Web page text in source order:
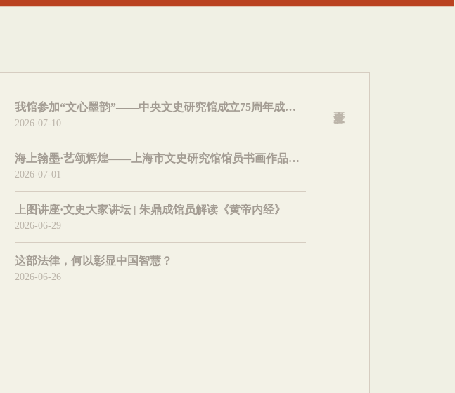
我馆参加“文心墨韵”——中央文史研究馆成立75周年成果展
2026-07-10
海上翰墨·艺颂辉煌——上海市文史研究馆馆员书画作品展开幕
2026-07-01
上图讲座·文史大家讲坛 | 朱鼎成馆员解读《黄帝内经》
2026-06-29
这部法律，何以彰显中国智慧？
2026-06-26